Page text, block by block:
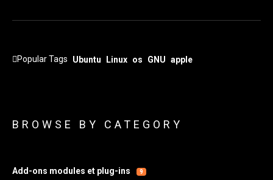
Popular Tags Ubuntu Linux os GNU apple
BROWSE BY CATEGORY
Add-ons modules et plug-ins 9